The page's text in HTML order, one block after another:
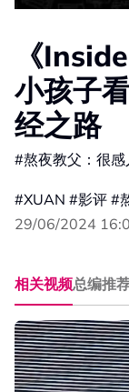
《
小孩子
经之路
#熬夜教父：很感
29/06/2024
相关视频总编推